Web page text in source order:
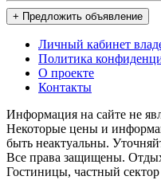
+ Предложить объявление
Личный кабинет
Политика
О проекте
Контакты
Информация на сайте не
Некоторые цены и
быть неактуальны.
Все права защищены.
Гостиницы, частный